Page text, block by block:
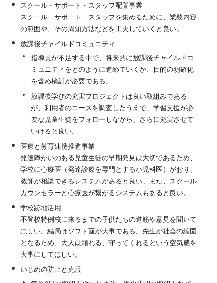
スクール・サポート・スタッフ配置事業
スクール・サポート・スタッフを集めるために、業務内容
の範囲や、その周知方法などを工夫していくと良い。
放課後チャイルドコミュニティ
指導員が不足する中で、将来的に放課後チャイルドコ
ミュニティをどのように進めていくか、目的の明確化
を含め検討が必要である。
放課後学びの充実プロジェクトは良い取組みである
が、利用者のニーズを調査したうえで、学習支援が必
要な児童生徒をフォローしながら、さらに充実させて
いけると良い。
医療と教育連携推進事業
発達障がいのある児童生徒の早期発見は大切であるため、
学校に心療医（発達診療を専門とする小児科医）がおり、
教師が相談できるシステムがあると良い。また、スクール
カウンセラーと心療医が繋がるシステムもあると良い。
学校跡地活用
不登校特例校に来るまでの子供たちの道筋や意見を聞いて
ほしい。結局はソフト面が大事である。先生が社会の縮図
となるため、大人は頼れる、守ってくれるという空気感を
大事にしてほしい。
いじめの防止と克服